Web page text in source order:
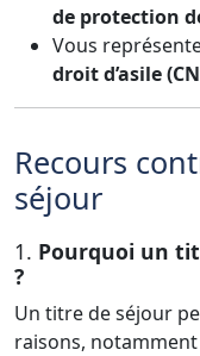
de protection
Vous
droit d’asile
Recours
séjour
1. Pourquoi un
?
Un titre de séjour
raisons, notamment